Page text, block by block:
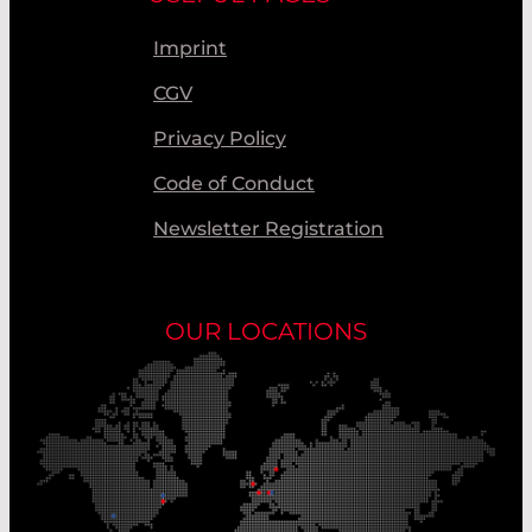
Imprint
CGV
Privacy Policy
Code of Conduct
Newsletter Registration
OUR LOCATIONS